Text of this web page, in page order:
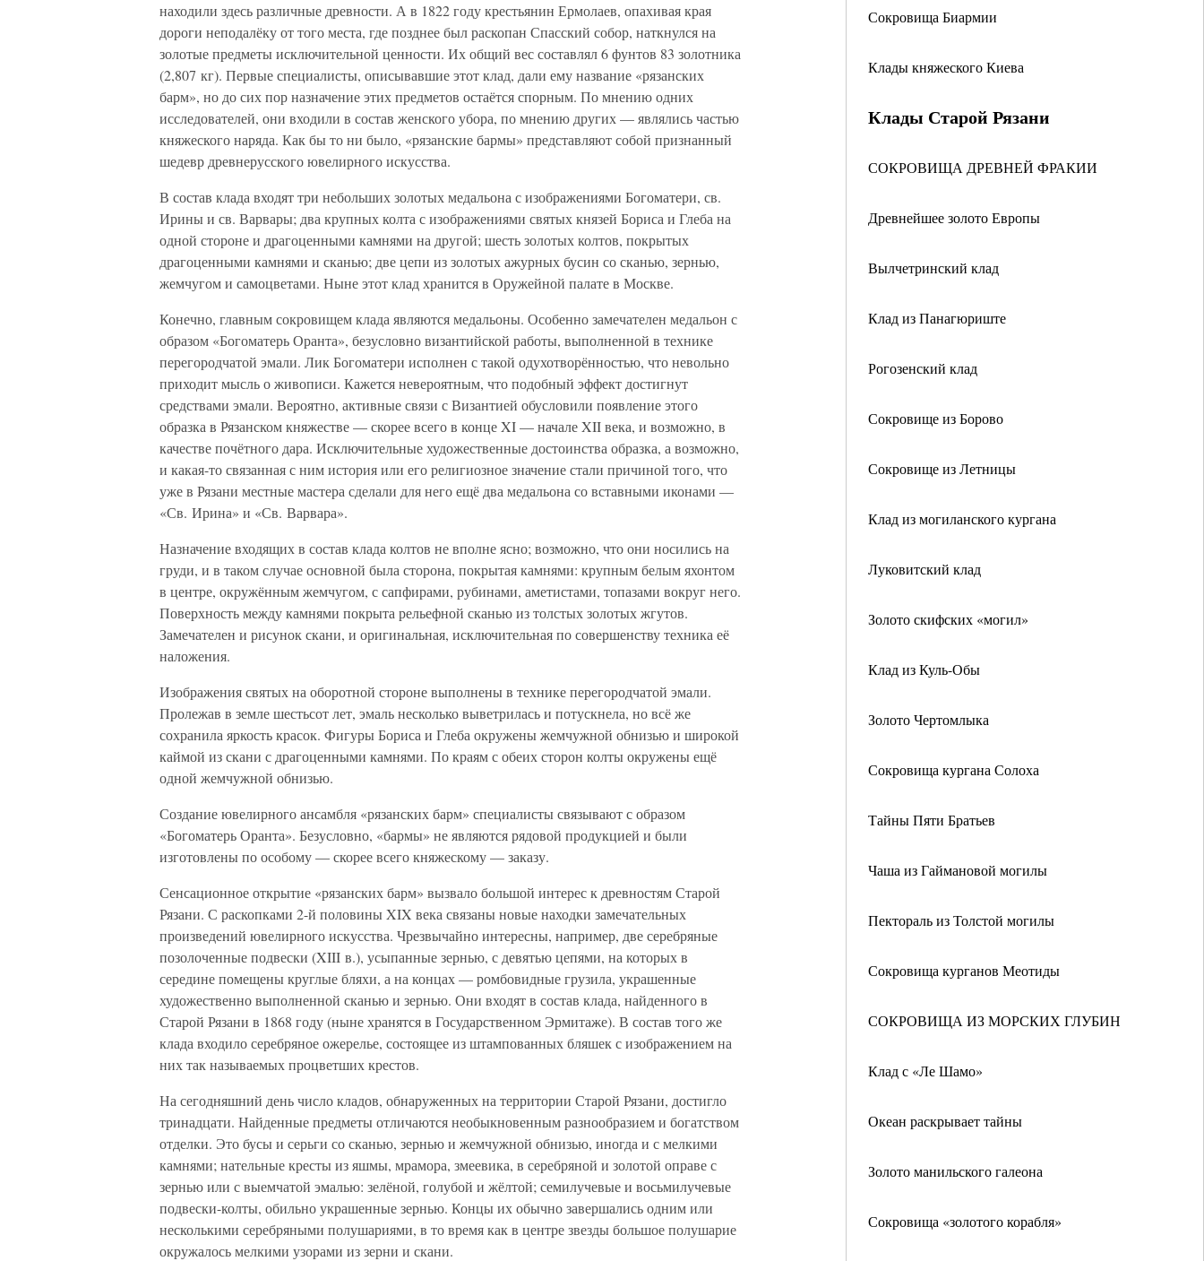
Сокровища Биармии
Клады княжеского Киева
Клады Старой Рязани
СОКРОВИЩА ДРЕВНЕЙ ФРАКИИ
Древнейшее золото Европы
Вылчетринский клад
Клад из Панагюриште
Рогозенский клад
Сокровище из Борово
Сокровище из Летницы
Клад из могиланского кургана
Луковитский клад
Золото скифских «могил»
Клад из Куль-Обы
Золото Чертомлыка
Сокровища кургана Солоха
Тайны Пяти Братьев
Чаша из Гаймановой могилы
Пектораль из Толстой могилы
Сокровища курганов Меотиды
СОКРОВИЩА ИЗ МОРСКИХ ГЛУБИН
Клад с «Ле Шамо»
Океан раскрывает тайны
Золото манильского галеона
Сокровища «золотого корабля»
находили здесь различные древности. А в 1822 году крестьянин Ермолаев, опахивая края
дороги неподалёку от того места, где позднее был раскопан Спасский собор, наткнулся на
золотые предметы исключительной ценности. Их общий вес составлял 6 фунтов 83 золотника
(2,807 кг). Первые специалисты, описывавшие этот клад, дали ему название «рязанских
барм», но до сих пор назначение этих предметов остаётся спорным. По мнению одних
исследователей, они входили в состав женского убора, по мнению других — являлись частью
княжеского наряда. Как бы то ни было, «рязанские бармы» представляют собой признанный
шедевр древнерусского ювелирного искусства.
В состав клада входят три небольших золотых медальона с изображениями Богоматери, св.
Ирины и св. Варвары; два крупных колта с изображениями святых князей Бориса и Глеба на
одной стороне и драгоценными камнями на другой; шесть золотых колтов, покрытых
драгоценными камнями и сканью; две цепи из золотых ажурных бусин со сканью, зернью,
жемчугом и самоцветами. Ныне этот клад хранится в Оружейной палате в Москве.
Конечно, главным сокровищем клада являются медальоны. Особенно замечателен медальон с
образом «Богоматерь Оранта», безусловно византийской работы, выполненной в технике
перегородчатой эмали. Лик Богоматери исполнен с такой одухотворённостью, что невольно
приходит мысль о живописи. Кажется невероятным, что подобный эффект достигнут
средствами эмали. Вероятно, активные связи с Византией обусловили появление этого
образка в Рязанском княжестве — скорее всего в конце XI — начале XII века, и возможно, в
качестве почётного дара. Исключительные художественные достоинства образка, а возможно,
и какая-то связанная с ним история или его религиозное значение стали причиной того, что
уже в Рязани местные мастера сделали для него ещё два медальона со вставными иконами —
«Св. Ирина» и «Св. Варвара».
Назначение входящих в состав клада колтов не вполне ясно; возможно, что они носились на
груди, и в таком случае основной была сторона, покрытая камнями: крупным белым яхонтом
в центре, окружённым жемчугом, с сапфирами, рубинами, аметистами, топазами вокруг него.
Поверхность между камнями покрыта рельефной сканью из толстых золотых жгутов.
Замечателен и рисунок скани, и оригинальная, исключительная по совершенству техника её
наложения.
Изображения святых на оборотной стороне выполнены в технике перегородчатой эмали.
Пролежав в земле шестьсот лет, эмаль несколько выветрилась и потускнела, но всё же
сохранила яркость красок. Фигуры Бориса и Глеба окружены жемчужной обнизью и широкой
каймой из скани с драгоценными камнями. По краям с обеих сторон колты окружены ещё
одной жемчужной обнизью.
Создание ювелирного ансамбля «рязанских барм» специалисты связывают с образом
«Богоматерь Оранта». Безусловно, «бармы» не являются рядовой продукцией и были
изготовлены по особому — скорее всего княжескому — заказу.
Сенсационное открытие «рязанских барм» вызвало большой интерес к древностям Старой
Рязани. С раскопками 2-й половины XIX века связаны новые находки замечательных
произведений ювелирного искусства. Чрезвычайно интересны, например, две серебряные
позолоченные подвески (XIII в.), усыпанные зернью, с девятью цепями, на которых в
середине помещены круглые бляхи, а на концах — ромбовидные грузила, украшенные
художественно выполненной сканью и зернью. Они входят в состав клада, найденного в
Старой Рязани в 1868 году (ныне хранятся в Государственном Эрмитаже). В состав того же
клада входило серебряное ожерелье, состоящее из штампованных бляшек с изображением на
них так называемых процветших крестов.
На сегодняшний день число кладов, обнаруженных на территории Старой Рязани, достигло
тринадцати. Найденные предметы отличаются необыкновенным разнообразием и богатством
отделки. Это бусы и серьги со сканью, зернью и жемчужной обнизью, иногда и с мелкими
камнями; нательные кресты из яшмы, мрамора, змеевика, в серебряной и золотой оправе с
зернью или с выемчатой эмалью: зелёной, голубой и жёлтой; семилучевые и восьмилучевые
подвески-колты, обильно украшенные зернью. Концы их обычно завершались одним или
несколькими серебряными полушариями, в то время как в центре звезды большое полушарие
окружалось мелкими узорами из зерни и скани.